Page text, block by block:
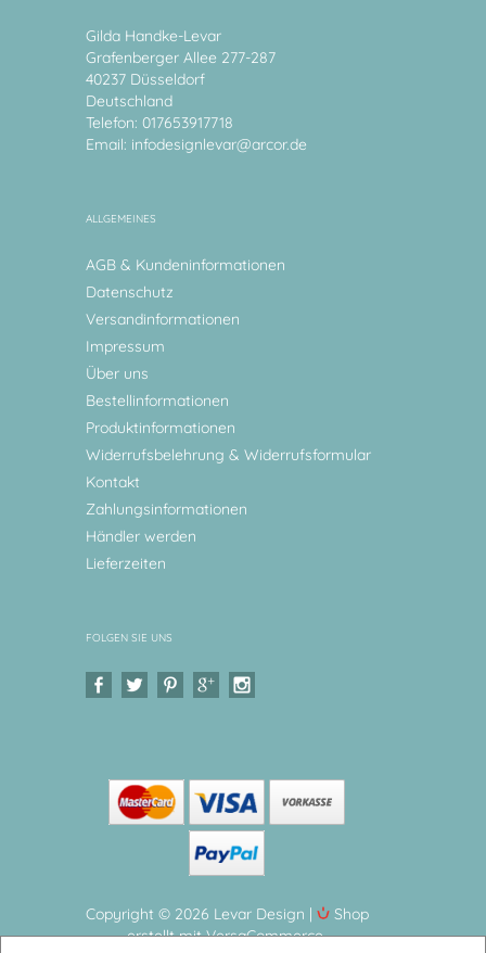
Gilda Handke-Levar
Grafenberger Allee 277-287
40237 Düsseldorf
Deutschland
Telefon: 017653917718
Email: infodesignlevar@arcor.de
ALLGEMEINES
AGB & Kundeninformationen
Datenschutz
Versandinformationen
Impressum
Über uns
Bestellinformationen
Produktinformationen
Widerrufsbelehrung & Widerrufsformular
Kontakt
Zahlungsinformationen
Händler werden
Lieferzeiten
FOLGEN SIE UNS
Copyright © 2026 Levar Design |
Shop
erstellt mit VersaCommerce.